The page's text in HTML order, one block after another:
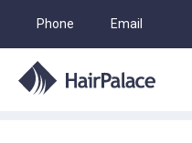
Phone Email